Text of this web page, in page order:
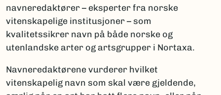
navneredaktører – eksperter fra norske
vitenskapelige institusjoner – som
kvalitetssikrer navn på både norske og
utenlandske arter og artsgrupper i Nortaxa.
Navneredaktørene vurderer hvilket
vitenskapelig navn som skal være gjeldende,